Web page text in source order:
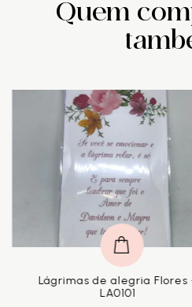
Quem
Lágrimas de alegria Flores
LA0101